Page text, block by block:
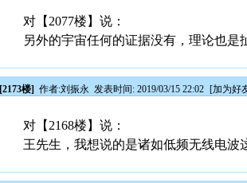
对【2077楼】说：
另外的宇宙任何的证据没有，理论也是
[2173楼] 作者:刘振永 发表时间: 2019/03/15 22:02 [加为好
对【2168楼】说：
王先生，我想说的是诸如低频无线电波